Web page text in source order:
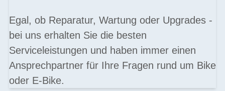
Egal, ob Reparatur, Wartung oder Upgrades -
bei uns erhalten Sie die besten
Serviceleistungen und haben immer einen
Ansprechpartner für Ihre Fragen rund um Bike
oder E-Bike.